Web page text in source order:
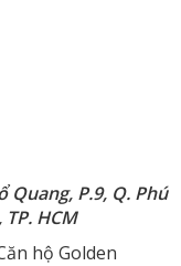
Quang, P.9, Q. Phú
HCM
hộ Golden